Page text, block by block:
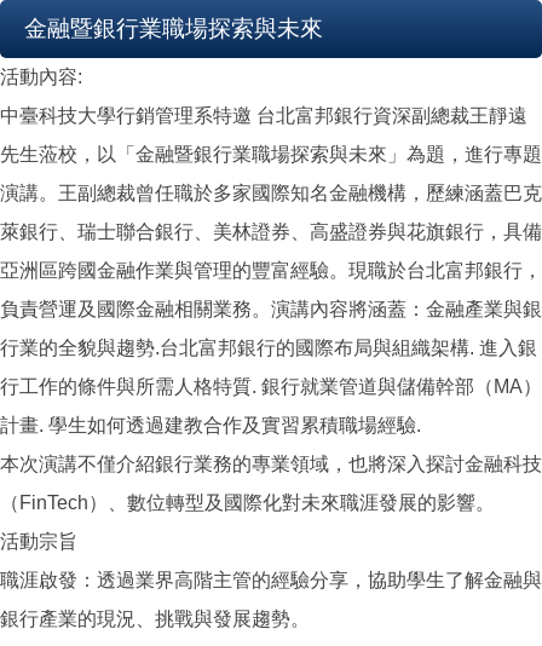
金融暨銀行業職場探索與未來
活動內容:
中臺科技大學行銷管理系特邀 台北富邦銀行資深副總裁王靜遠
先生蒞校，以「金融暨銀行業職場探索與未來」為題，進行專題
演講。王副總裁曾任職於多家國際知名金融機構，歷練涵蓋巴克
萊銀行、瑞士聯合銀行、美林證券、高盛證券與花旗銀行，具備
亞洲區跨國金融作業與管理的豐富經驗。現職於台北富邦銀行，
負責營運及國際金融相關業務。演講內容將涵蓋：金融產業與銀
行業的全貌與趨勢.台北富邦銀行的國際布局與組織架構. 進入銀
行工作的條件與所需人格特質. 銀行就業管道與儲備幹部（MA）
計畫. 學生如何透過建教合作及實習累積職場經驗.
本次演講不僅介紹銀行業務的專業領域，也將深入探討金融科技
（FinTech）、數位轉型及國際化對未來職涯發展的影響。
活動宗旨
職涯啟發：透過業界高階主管的經驗分享，協助學生了解金融與
銀行產業的現況、挑戰與發展趨勢。